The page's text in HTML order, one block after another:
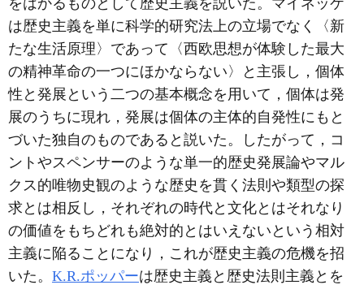
は歴史主義を単に科学的研究法上の立場でなく〈新
たな生活原理〉であって〈西欧思想が体験した最大
の精神革命の一つにほかならない〉と主張し，個体
性と発展という二つの基本概念を用いて，個体は発
展のうちに現れ，発展は個体の主体的自発性にもと
づいた独自のものであると説いた。したがって，コ
ントやスペンサーのような単一的歴史発展論やマル
クス的唯物史観のような歴史を貫く法則や類型の探
求とは相反し，それぞれの時代と文化とはそれなり
の価値をもちどれも絶対的とはいえないという相対
主義に陥ることになり，これが歴史主義の危機を招
いた。 K.R.ポッパーは歴史主義と歴史法則主義とを